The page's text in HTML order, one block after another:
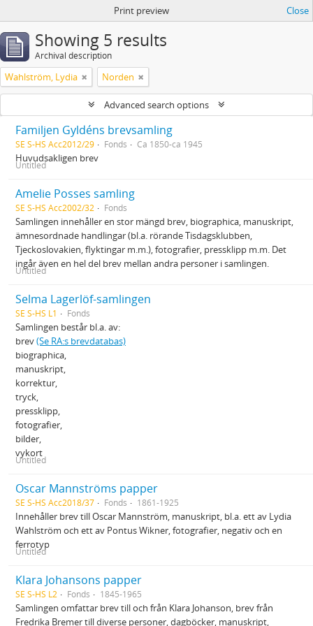
Print preview Close
Showing 5 results
Archival description
Wahlström, Lydia Norden
Advanced search options
Familjen Gyldéns brevsamling
SE S-HS Acc2012/29 Fonds Ca 1850-ca 1945
Huvudsakligen brev
Untitled
Amelie Posses samling
SE S-HS Acc2002/32 Fonds
Samlingen innehåller en stor mängd brev, biographica, manuskript,
ämnesordnade handlingar (bl.a. rörande Tisdagsklubben,
Tjeckoslovakien, flyktingar m.m.), fotografier, pressklipp m.m. Det
ingår även en hel del brev mellan andra personer i samlingen.
Untitled
Selma Lagerlöf-samlingen
SE S-HS L1 Fonds
Samlingen består bl.a. av:
brev(Se RA:s brevdatabas)
biographica,
manuskript,
korrektur,
tryck,
pressklipp,
fotografier,
bilder,
vykort
Untitled
Oscar Mannströms papper
SE S-HS Acc2018/37 Fonds 1861-1925
Innehåller brev till Oscar Mannström, manuskript, bl.a. ett av Lydia
Wahlström och ett av Pontus Wikner, fotografier, negativ och en
ferrotyp
Untitled
Klara Johansons papper
SE S-HS L2 Fonds 1845-1965
Samlingen omfattar brev till och från Klara Johanson, brev från
Fredrika Bremer till diverse personer, dagböcker, manuskript,